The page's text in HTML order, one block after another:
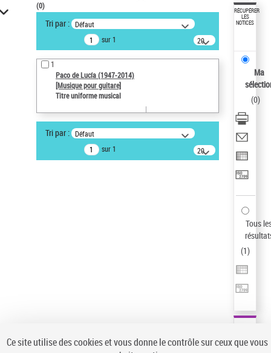
VOTRE RECHERCHE
Recherche avancée dans les
notices d’autorité
Œuvres liées à l'auteur :
Paco de Lucía (1947-2014)
Type de notice d'autorité
Pays
ne s'applique pas
(0)
Tri par : Défaut
sur 1
20
résultats/page
1
Paco de Lucía (1947-2014)
[Musique pour guitare]
Titre uniforme musical
Tri par : Défaut
sur 1
20
résultats/page
RÉCUPÉRER
LES
NOTICES
Ma
(0)
Tous
(1)
Ce site utilise des cookies et vous donne le contrôle sur ceux que vous